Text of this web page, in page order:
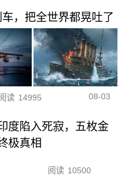
，把全世界都晃吐了
读 14995 08-03
度陷入死寂，五枚金
极真相
阅读 10500